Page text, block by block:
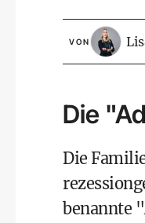
VON
Die
Die
benannte